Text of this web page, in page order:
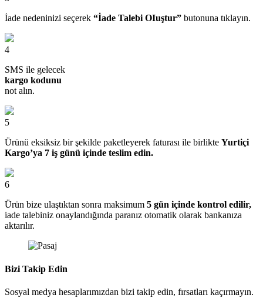
İade nedeninizi seçerek “İade Talebi OIuştur” butonuna tıklayın.
4
SMS ile gelecek
kargo kodunu
not alın.
5
Ürünü eksiksiz bir şekilde paketleyerek faturası ile birlikte Yurtiçi
Kargo’ya 7 iş günü içinde teslim edin.
6
Ürün bize ulaştıktan sonra maksimum 5 gün içinde kontrol edilir,
iade talebiniz onaylandığında paranız otomatik olarak bankanıza
aktarılır.
Bizi Takip Edin
Sosyal medya hesaplarımızdan bizi takip edin, fırsatları kaçırmayın.